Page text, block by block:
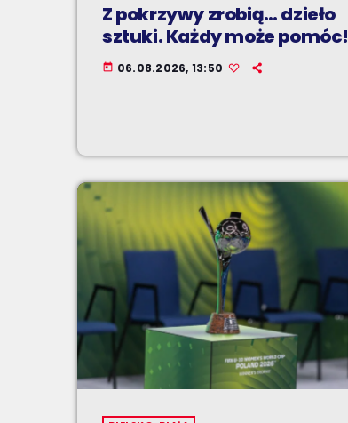
Z pokrzywy zrobią… dzieło
sztuki. Każdy może pomóc!
today 06.08.2026, 13:50